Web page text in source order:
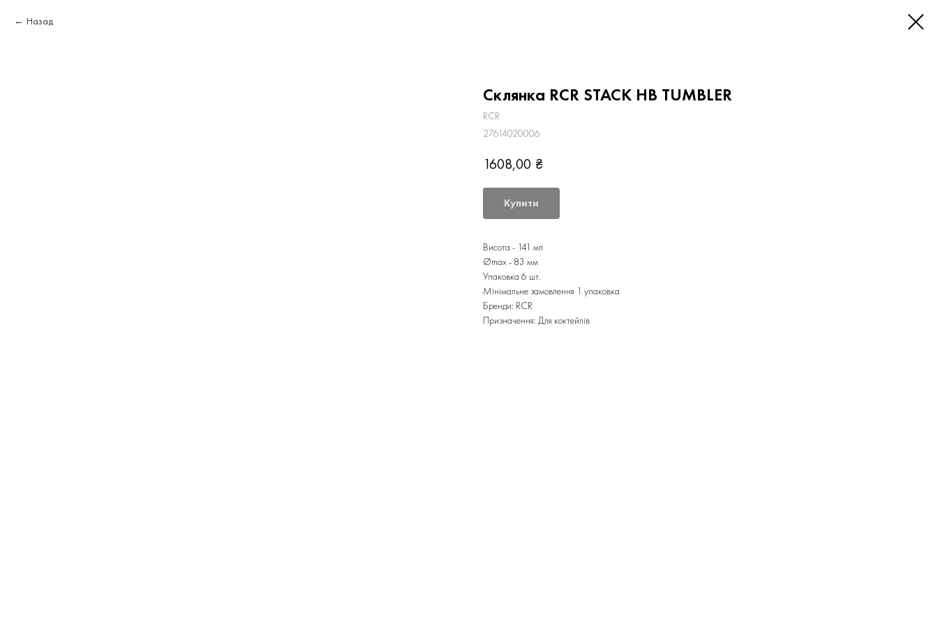
Назад
Склянка RCR STACK HB TUMBLER
RCR
27614020006
1608,00 ₴
Купити
Висота - 141 мл
Ømax - 83 мм
Упаковка 6 шт.
Мінімальне замовлення 1 упаковка
Бренди: RCR
Призначення: Для коктейлів